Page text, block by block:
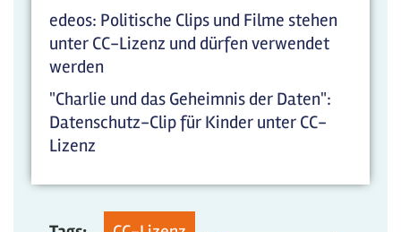
edeos: Politische Clips und Filme stehen
unter CC-Lizenz und dürfen verwendet
werden
"Charlie und das Geheimnis der Daten":
Datenschutz-Clip für Kinder unter CC-
Lizenz